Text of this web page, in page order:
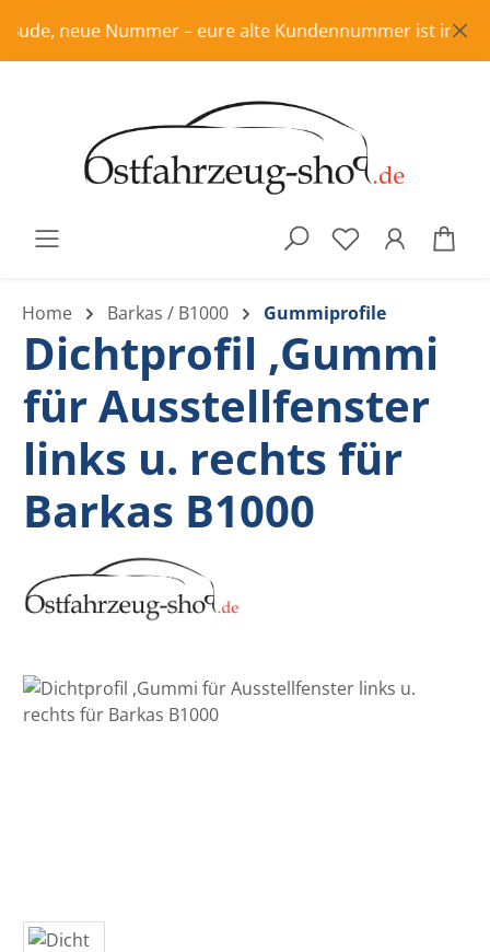
Zum Hauptinhalt springen
neue Nummer – eure alte Kundennummer ist in
Home Barkas / B1000 Gummiprofile
Dichtprofil ,Gummi
für Ausstellfenster
links u. rechts für
Barkas B1000
Bildergalerie überspringen